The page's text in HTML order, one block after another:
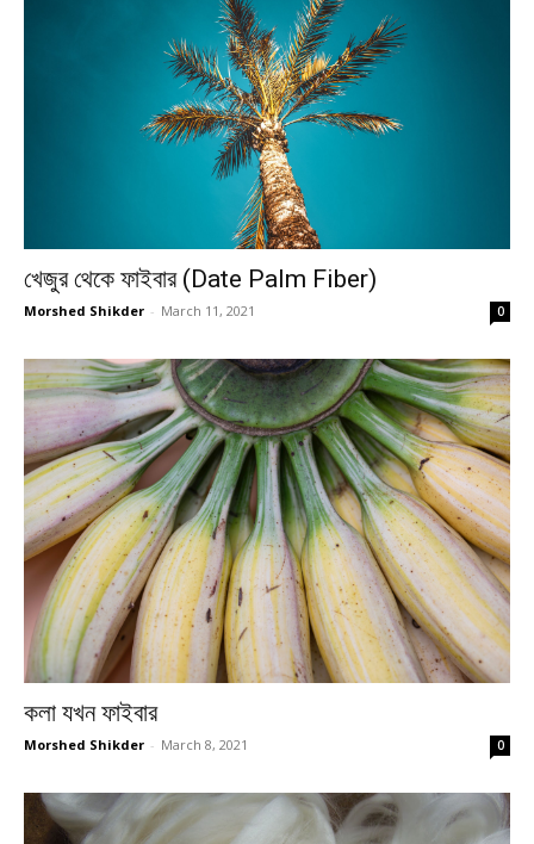
খেজুর থেকে ফাইবার (Date Palm Fiber)
Morshed Shikder - March 11, 2021 0
কলা যখন ফাইবার
Morshed Shikder - March 8, 2021 0